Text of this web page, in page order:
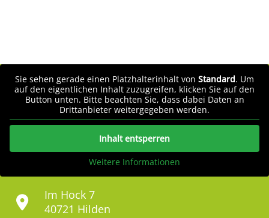
Sie sehen gerade einen Platzhalterinhalt von Standard. Um
auf den eigentlichen Inhalt zuzugreifen, klicken Sie auf den
Button unten. Bitte beachten Sie, dass dabei Daten an
Drittanbieter weitergegeben werden.
Inhalt entsperren
Weitere Informationen
Im Hock 7
40721 Hilden